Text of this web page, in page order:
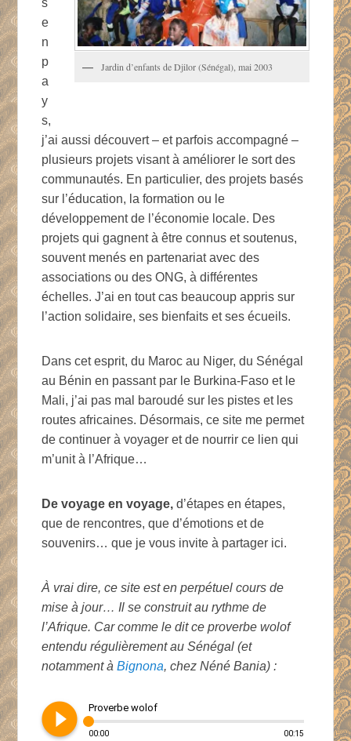
Jardin d’enfants de Djilor (Sénégal), mai 2003
e
n
p
a
y
s,
j’ai aussi découvert – et parfois accompagné –
plusieurs projets visant à améliorer le sort des
communautés. En particulier, des projets basés
sur l’éducation, la formation ou le
développement de l’économie locale. Des
projets qui gagnent à être connus et soutenus,
souvent menés en partenariat avec des
associations ou des ONG, à différentes
échelles. J’ai en tout cas beaucoup appris sur
l’action solidaire, ses bienfaits et ses écueils.
Dans cet esprit, du Maroc au Niger, du Sénégal
au Bénin en passant par le Burkina-Faso et le
Mali, j’ai pas mal baroudé sur les pistes et les
routes africaines. Désormais, ce site me permet
de continuer à voyager et de nourrir ce lien qui
m’unit à l’Afrique…
De voyage en voyage, d’étapes en étapes,
que de rencontres, que d’émotions et de
souvenirs… que je vous invite à partager ici.
À vrai dire, ce site est en perpétuel cours de
mise à jour… Il se construit au rythme de
l’Afrique. Car comme le dit ce proverbe wolof
entendu régulièrement au Sénégal (et
notamment àBignona, chez Néné Bania) :
play_circle_filled Proverbe wolof
00:00 00:15